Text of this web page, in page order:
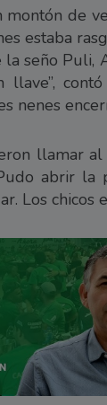
montón de
estaba
seño Puli,
llave”,
nenes
llamar
abrir la
Los chicos